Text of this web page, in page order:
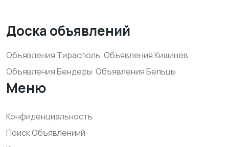
Доска объявлений
Объявления Тирасполь Объявления Кишинев
Объявления Бендеры Объявления Бельцы
Меню
Конфиденциальность
Поиск Объявлениий